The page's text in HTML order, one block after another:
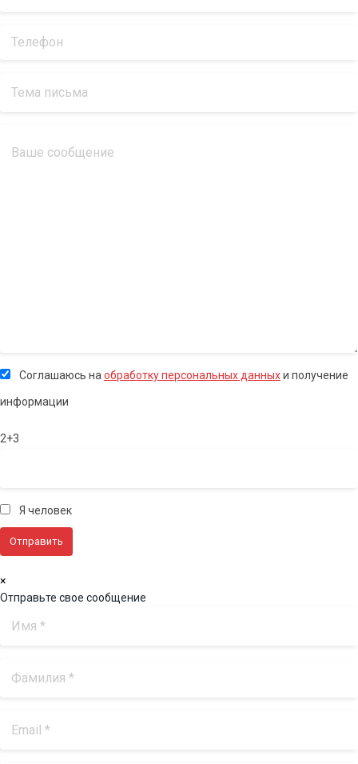
Соглашаюсь на обработку персональных данныхи получение
информации
2+3
Я человек
×
Отправьте свое сообщение